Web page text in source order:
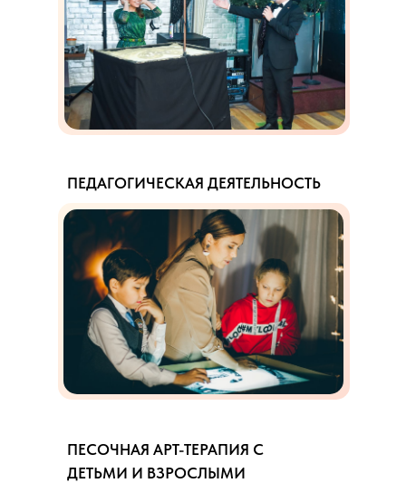
ПЕДАГОГИЧЕСКАЯ ДЕЯТЕЛЬНОСТЬ
ПЕСОЧНАЯ АРТ-ТЕРАПИЯ С
ДЕТЬМИ И ВЗРОСЛЫМИ